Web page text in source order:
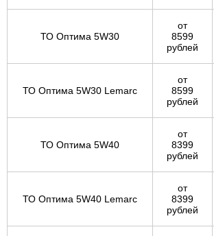
ТО Оптима 5W30
от
8599
рублей
ТО Оптима 5W30 Lemarc
от
8599
рублей
ТО Оптима 5W40
от
8399
рублей
ТО Оптима 5W40 Lemarc
от
8399
рублей